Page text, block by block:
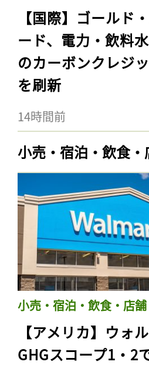
【国際】ゴールド
ード、電力・飲料
のカーボンクレジ
を刷新
14時間前
小売・宿泊・飲食・
小売・宿泊・飲食・店舗
【アメリカ】ウォ
GHGスコープ1・2